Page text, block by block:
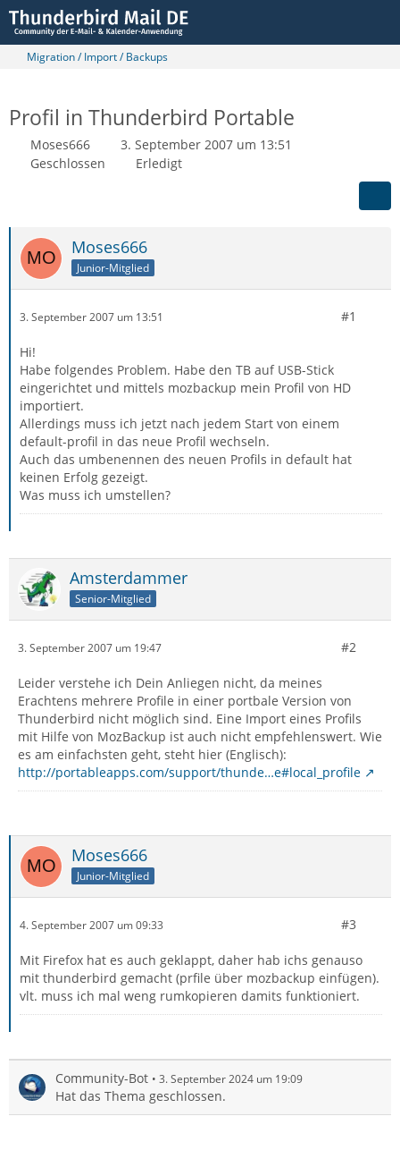
Migration / Import / Backups
Profil in Thunderbird Portable
Moses666
3. September 2007 um 13:51
Geschlossen
Erledigt
Moses666
Junior-Mitglied
3. September 2007 um 13:51 #1
Hi!
Habe folgendes Problem. Habe den TB auf USB-Stick
eingerichtet und mittels mozbackup mein Profil von HD
importiert.
Allerdings muss ich jetzt nach jedem Start von einem
default-profil in das neue Profil wechseln.
Auch das umbenennen des neuen Profils in default hat
keinen Erfolg gezeigt.
Was muss ich umstellen?
Amsterdammer
Senior-Mitglied
3. September 2007 um 19:47 #2
Leider verstehe ich Dein Anliegen nicht, da meines
Erachtens mehrere Profile in einer portbale Version von
Thunderbird nicht möglich sind. Eine Import eines Profils
mit Hilfe von MozBackup ist auch nicht empfehlenswert. Wie
es am einfachsten geht, steht hier (Englisch):
http://portableapps.com/support/thunde…e#local_profile
Moses666
Junior-Mitglied
4. September 2007 um 09:33 #3
Mit Firefox hat es auch geklappt, daher hab ichs genauso
mit thunderbird gemacht (prfile über mozbackup einfügen).
vlt. muss ich mal weng rumkopieren damits funktioniert.
Community-Bot 3. September 2024 um 19:09
Hat das Thema geschlossen.